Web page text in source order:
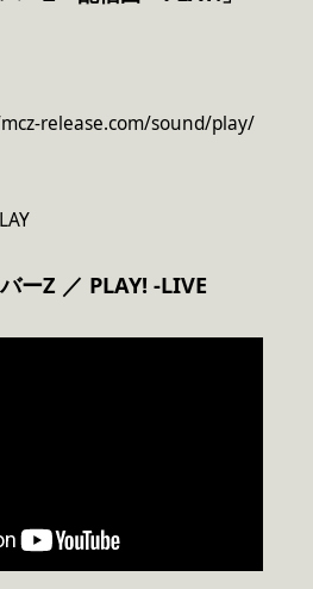
release.com/sound/play/
ーZ ／ PLAY! -LIVE